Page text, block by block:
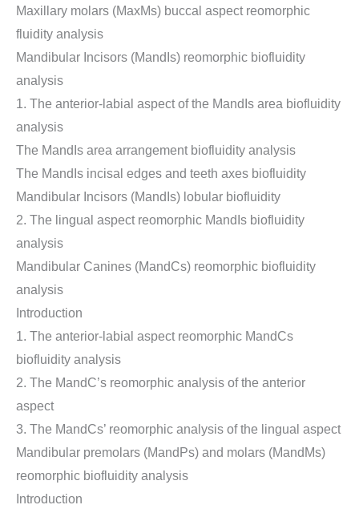
Maxillary molars (MaxMs) buccal aspect reomorphic
fluidity analysis
Mandibular Incisors (MandIs) reomorphic biofluidity
analysis
1. The anterior-labial aspect of the MandIs area biofluidity
analysis
The MandIs area arrangement biofluidity analysis
The MandIs incisal edges and teeth axes biofluidity
Mandibular Incisors (MandIs) lobular biofluidity
2. The lingual aspect reomorphic MandIs biofluidity
analysis
Mandibular Canines (MandCs) reomorphic biofluidity
analysis
Introduction
1. The anterior-labial aspect reomorphic MandCs
biofluidity analysis
2. The MandC’s reomorphic analysis of the anterior
aspect
3. The MandCs’ reomorphic analysis of the lingual aspect
Mandibular premolars (MandPs) and molars (MandMs)
reomorphic biofluidity analysis
Introduction